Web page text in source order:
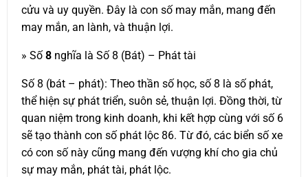
cửu và uy quyền. Đây là con số may mắn, mang đến
may mắn, an lành, và thuận lợi.
» Số8 nghĩa là Số 8 (Bát) – Phát tài
Số 8 (bát – phát): Theo thần số học, số 8 là số phát,
thể hiện sự phát triển, suôn sẻ, thuận lợi. Đồng thời, từ
quan niệm trong kinh doanh, khi kết hợp cùng với số 6
sẽ tạo thành con số phát lộc 86. Từ đó, các biển số xe
có con số này cũng mang đến vượng khí cho gia chủ
sự may mắn, phát tài, phát lộc.